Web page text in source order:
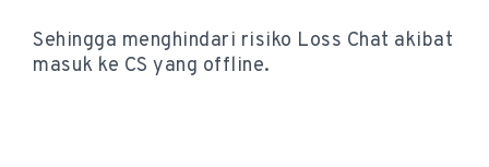
Sehingga menghindari risiko Loss Chat akibat
masuk ke CS yang offline.